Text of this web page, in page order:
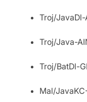
Troj/JavaDl-
Troj/Java-
Troj/BatDl-
Mal/